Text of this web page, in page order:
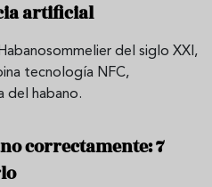
artificial
del siglo XXI,
tecnología NFC,
del habano.
correctamente: 7